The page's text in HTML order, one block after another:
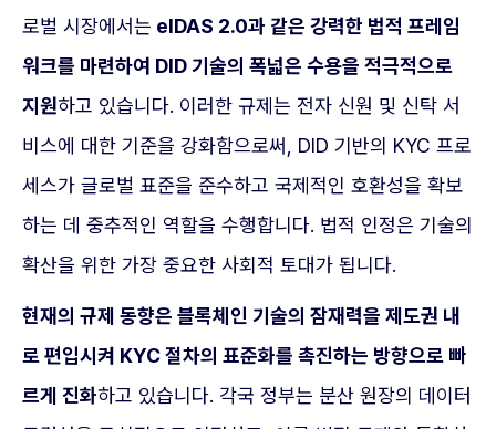
로벌 시장에서는 eIDAS 2.0과 같은 강력한 법적 프레임
워크를 마련하여 DID 기술의 폭넓은 수용을 적극적으로
지원하고 있습니다. 이러한 규제는 전자 신원 및 신탁 서
비스에 대한 기준을 강화함으로써, DID 기반의 KYC 프로
세스가 글로벌 표준을 준수하고 국제적인 호환성을 확보
하는 데 중추적인 역할을 수행합니다. 법적 인정은 기술의
확산을 위한 가장 중요한 사회적 토대가 됩니다.
현재의 규제 동향은 블록체인 기술의 잠재력을 제도권 내
로 편입시켜 KYC 절차의 표준화를 촉진하는 방향으로 빠
르게 진화하고 있습니다. 각국 정부는 분산 원장의 데이터